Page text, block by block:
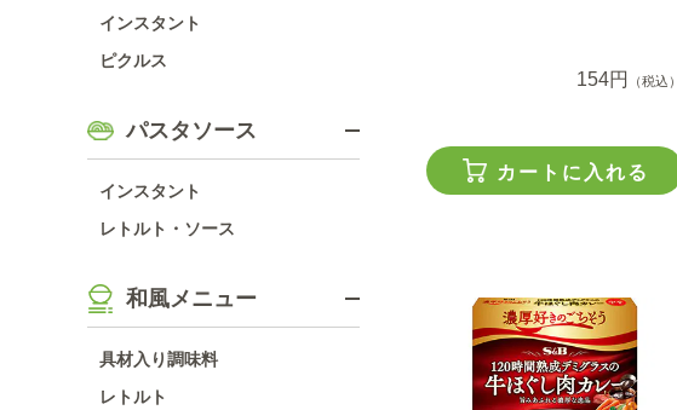
インスタント
ピクルス
パスタソース
インスタント
レトルト・ソース
和風メニュー
具材入り調味料
レトルト
154円 （税込）
カートに入れる